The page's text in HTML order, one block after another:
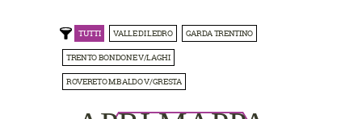
TUTTI VALLE DI LEDRO GARDA TRENTINO
TRENTO BONDONE V/LAGHI
ROVERETO M.BALDO V/GRESTA